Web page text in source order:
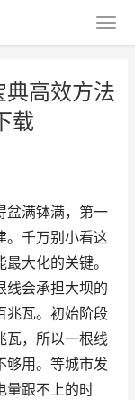
高效方法
载
盆满钵满，第一
。千万别小看这
大化的关键。
线会承担大坝的
兆瓦。初始阶段
瓦，所以一根线
够用。等城市发
量跟不上的时